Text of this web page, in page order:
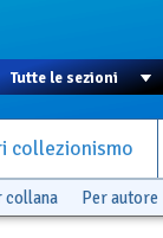
collezionismo
collana Per autore